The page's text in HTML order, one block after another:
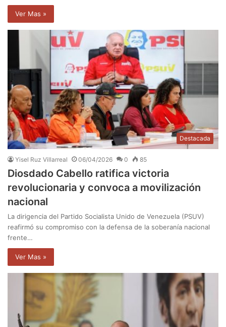
Ver Mas »
Destacada
Yisel Ruz Villarreal 06/04/2026 0 85
Diosdado Cabello ratifica victoria
revolucionaria y convoca a movilización
nacional
La dirigencia del Partido Socialista Unido de Venezuela (PSUV)
reafirmó su compromiso con la defensa de la soberanía nacional
frente…
Ver Mas »